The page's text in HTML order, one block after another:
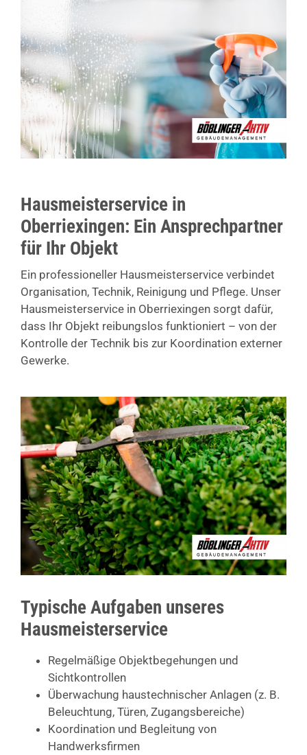
Hausmeisterservice in
Oberriexingen: Ein Ansprechpartner
für Ihr Objekt
Ein professioneller Hausmeisterservice verbindet
Organisation, Technik, Reinigung und Pflege. Unser
Hausmeisterservice in Oberriexingen sorgt dafür,
dass Ihr Objekt reibungslos funktioniert – von der
Kontrolle der Technik bis zur Koordination externer
Gewerke.
Typische Aufgaben unseres
Hausmeisterservice
Regelmäßige Objektbegehungen und
Sichtkontrollen
Überwachung haustechnischer Anlagen (z. B.
Beleuchtung, Türen, Zugangsbereiche)
Koordination und Begleitung von
Handwerksfirmen